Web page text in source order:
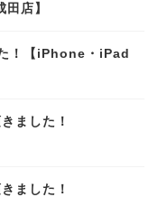
店】
！【iPhone・iPad
きました！
きました！